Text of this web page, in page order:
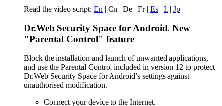
Read the video script: En | Cn | De | Fr| Es | It | Jp
Dr.Web Security Space for Android. New
"Parental Control" feature
Block the installation and launch of unwanted applications,
and use the Parental Control included in version 12 to protect
Dr.Web Security Space for Android’s settings against
unauthorised modification.
Connect your device to the Internet.